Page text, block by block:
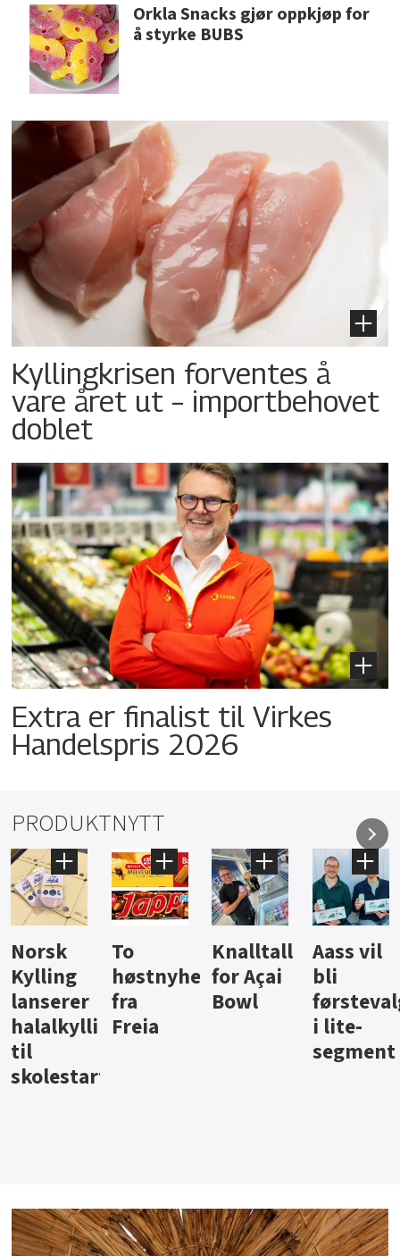
Orkla Snacks gjør oppkjøp for
å styrke BUBS
Kyllingkrisen forventes å
vare året ut – importbehovet
doblet
Extra er finalist til Virkes
Handelspris 2026
PRODUKTNYTT
Knalltall
for Açai
Bowl
Aass vil
bli
førstevalg
i lite-
Brus og
jus fra
Berentsen
Hard
iste fra
Hansa